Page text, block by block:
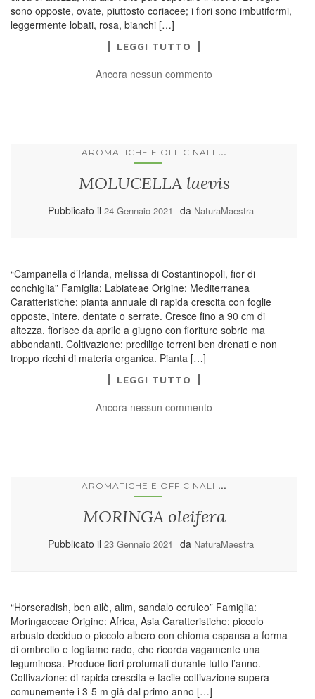
sono opposte, ovate, piuttosto coriacee; i fiori sono imbutiformi,
leggermente lobati, rosa, bianchi […]
LEGGI TUTTO
Ancora nessun commento
AROMATICHE E OFFICINALI ...
MOLUCELLA laevis
Pubblicato il 24 Gennaio 2021 da NaturaMaestra
“Campanella d’Irlanda, melissa di Costantinopoli, fior di
conchiglia” Famiglia: Labiateae Origine: Mediterranea
Caratteristiche: pianta annuale di rapida crescita con foglie
opposte, intere, dentate o serrate. Cresce fino a 90 cm di
altezza, fiorisce da aprile a giugno con fioriture sobrie ma
abbondanti. Coltivazione: predilige terreni ben drenati e non
troppo ricchi di materia organica. Pianta […]
LEGGI TUTTO
Ancora nessun commento
AROMATICHE E OFFICINALI ...
MORINGA oleifera
Pubblicato il 23 Gennaio 2021 da NaturaMaestra
“Horseradish, ben ailè, alim, sandalo ceruleo” Famiglia:
Moringaceae Origine: Africa, Asia Caratteristiche: piccolo
arbusto deciduo o piccolo albero con chioma espansa a forma
di ombrello e fogliame rado, che ricorda vagamente una
leguminosa. Produce fiori profumati durante tutto l’anno.
Coltivazione: di rapida crescita e facile coltivazione supera
comunemente i 3-5 m già dal primo anno […]